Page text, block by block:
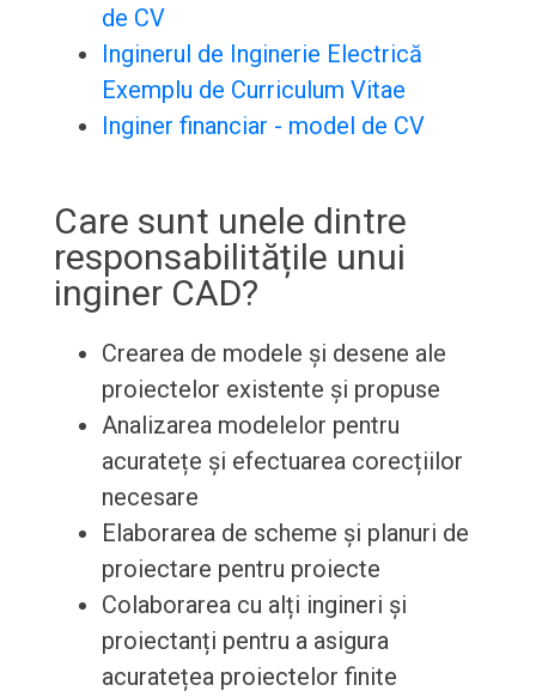
de CV
Inginerul de Inginerie Electrică
Exemplu de Curriculum Vitae
Inginer financiar - model de CV
Care sunt unele dintre
responsabilitățile unui
inginer CAD?
Crearea de modele și desene ale
proiectelor existente și propuse
Analizarea modelelor pentru
acuratețe și efectuarea corecțiilor
necesare
Elaborarea de scheme și planuri de
proiectare pentru proiecte
Colaborarea cu alți ingineri și
proiectanți pentru a asigura
acuratețea proiectelor finite